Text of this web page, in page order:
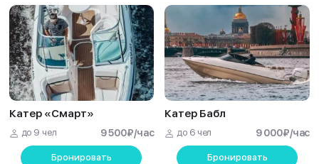
Катер «Смарт»
до 9 чел 9 500₽/час
Бронировать
Катер Бабл
до 6 чел 9 000₽/час
Бронировать